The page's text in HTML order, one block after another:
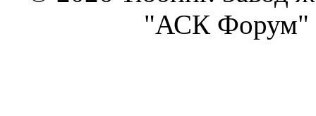
"АСК Форум"